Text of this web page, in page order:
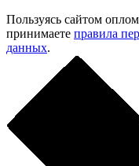
Пользуясь сайтом
принимаете правила
данных.